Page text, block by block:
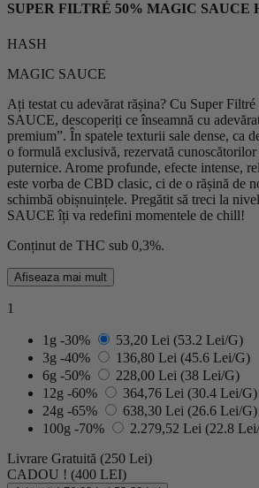
SUPER FILTRÉ 50% MAGIC SAUCE
HASH
MAGIC SAUCE
Ați testat cu adevărat rășina? Cu Super
SAUCE, descoperiți ce înseamnă cu
premium”. În spatele texturii sale dense, ca
o formulă exclusivă, rezervată cunoscătorilor
puternice. Arome profunde, efecte intense,
este vorba de CBD clasic, ci de o rășină de
schimbă obișnuințele. Pregătit să treci la
SAUCE îți va redefini momentele de chill!
Conținut de THC sub 0,3%.
Afiseaza mai mult
1
1g -30% 53,20 Lei (53.2 Lei/G)
3g -40% 136,80 Lei (45.6 Lei/G)
6g -50% 228,00 Lei (38 Lei/G)
12g -60% 364,76 Lei (30.4 Lei/G)
24g -65% 638,30 Lei (26.6 Lei/G)
100g -70% 2.279,52 Lei (22.8
Livrare Gratuită (250 Lei)
CADOU ! (400 LEI)